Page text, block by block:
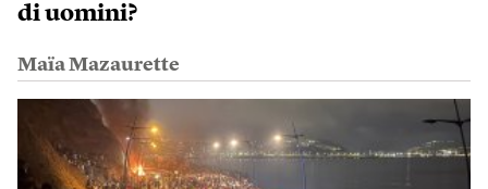
di uomini?
Maïa Mazaurette